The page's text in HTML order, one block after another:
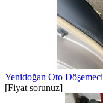
Yenidoğan Oto Döşemeci
[Fiyat sorunuz]